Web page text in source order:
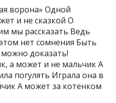
ворона» Одной
и не сказкой О
мы рассказать Ведь
нет сомнения Быть
доказать!
а может и не мальчик А
погулять Играла она в
А может за котенком